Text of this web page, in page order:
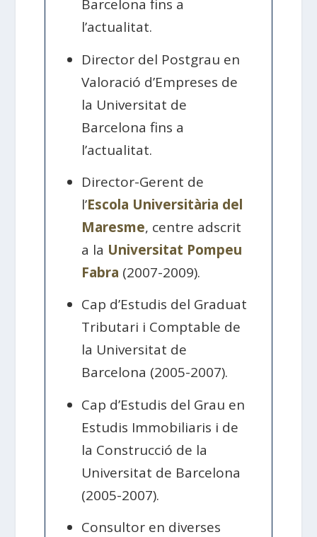
Barcelona fins a
l’actualitat.
Director del Postgrau en
Valoració d’Empreses de
la Universitat de
Barcelona fins a
l’actualitat.
Director-Gerent de
l’Escola Universitària del
Maresme, centre adscrit
a la Universitat Pompeu
Fabra (2007-2009).
Cap d’Estudis del Graduat
Tributari i Comptable de
la Universitat de
Barcelona (2005-2007).
Cap d’Estudis del Grau en
Estudis Immobiliaris i de
la Construcció de la
Universitat de Barcelona
(2005-2007).
Consultor en diverses